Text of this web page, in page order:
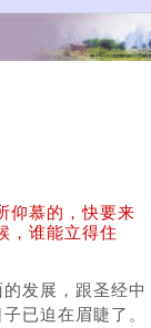
仰慕的，快要来
，谁能立得住
发展，跟圣经中
已迫在眉睫了。